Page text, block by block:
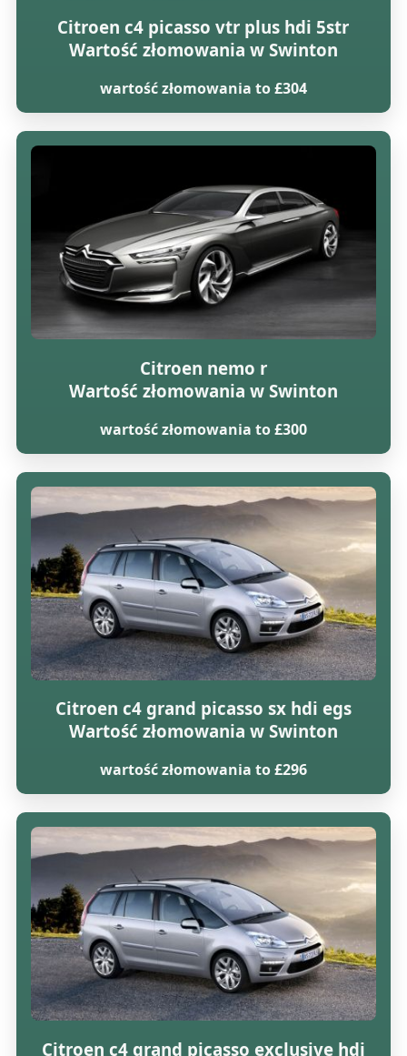
Citroen c4 picasso vtr plus hdi 5str
Wartość złomowania w Swinton
wartość złomowania to £304
Citroen nemo r
Wartość złomowania w Swinton
wartość złomowania to £300
Citroen c4 grand picasso sx hdi egs
Wartość złomowania w Swinton
wartość złomowania to £296
Citroen c4 grand picasso exclusive hdi